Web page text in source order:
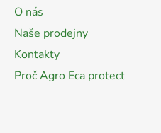
O nás
Naše prodejny
Kontakty
Proč Agro Eca protect